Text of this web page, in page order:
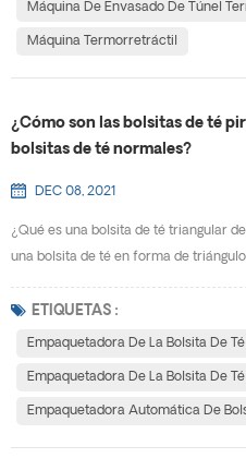
Máquina De Envasado De Túnel
Máquina Termorretráctil
¿Cómo son las bolsitas de té
bolsitas de té normales?
DEC 08, 2021
¿Qué es una bolsita de té triangular
una bolsita de té en forma de
triangular? Obviamente, según las
consumidores les gusta el té en
ETIQUETAS :
Empaquetadora De La Bolsita De
Empaquetadora De La Bolsita De
Empaquetadora Automática De